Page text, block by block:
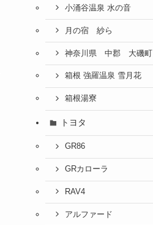
小涌谷温泉 水の音
月の宿 紗ら
神奈川県 中郡 大磯町
箱根 強羅温泉 雪月花
箱根湯寮
トヨタ
GR86
GRカローラ
RAV4
アルファード